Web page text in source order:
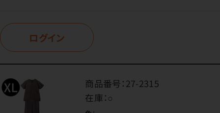
ログイン
商品番号：27-2315
在庫：○